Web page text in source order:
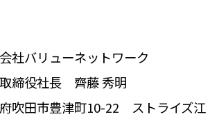
リューネットワーク
役社長 齊藤 秀明
市豊津町10-22 ストライズ江